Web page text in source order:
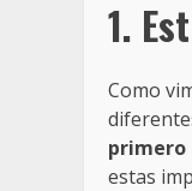
1.
Como
primero
estas